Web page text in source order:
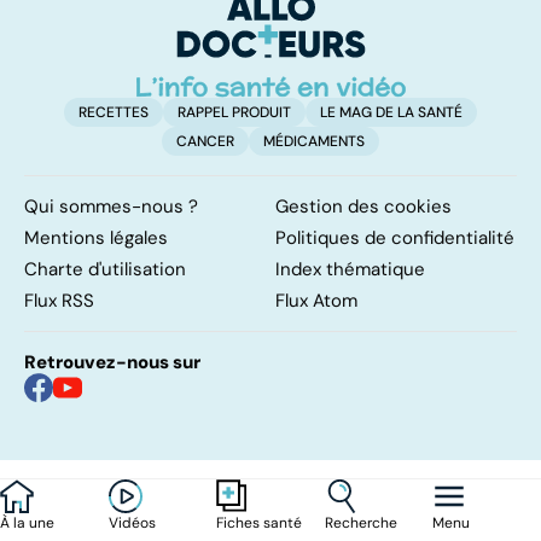
À la une Vidéos Fiches santé Recherche Menu
RECETTES RAPPEL PRODUIT
LE MAG DE LA SANTÉ
CANCER
MÉDICAMENTS
Qui sommes-nous ?
Gestion des cookies
Mentions légales
Politiques de confidentialité
Charte d'utilisation
Index thématique
Flux RSS
Flux Atom
Retrouvez-nous sur